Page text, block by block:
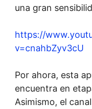
una gran
https://
v=cnahbZyv3cU
Por ahora, esta
encuentra en
Asimismo, el